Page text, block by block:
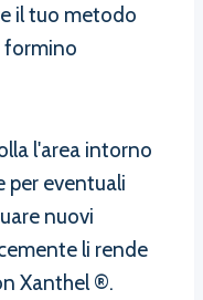
il tuo metodo
formino
l'area intorno
per eventuali
nuovi
li rende
Xanthel ®.